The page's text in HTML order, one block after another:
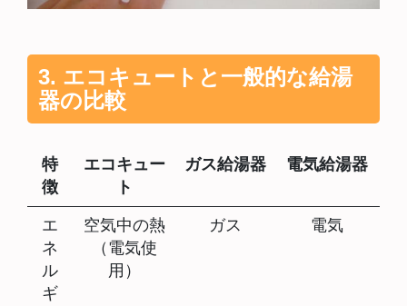
3. エコキュートと一般的な給湯
器の比較
特
徴
エコキュー
ト
ガス給湯器 電気給湯器
エ
ネ
ル
ギ
空気中の熱
（電気使
用）
ガス 電気